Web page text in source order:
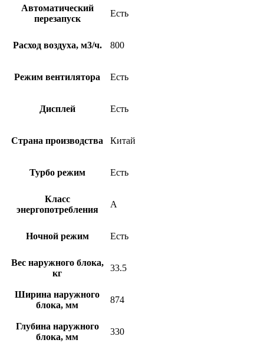
Автоматический
перезапуск
Есть
Расход воздуха, м3/ч. 800
Режим вентилятора Есть
Дисплей Есть
Страна производства Китай
Турбо режим Есть
Класс
энергопотребления
A
Ночной режим Есть
Вес наружного блока,
кг
33.5
Ширина наружного
блока, мм
874
Глубина наружного
блока, мм
330